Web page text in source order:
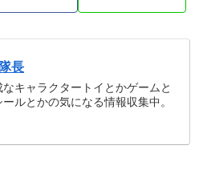
長
なキャラクタートイとかゲームと
ルとかの気になる情報収集中。